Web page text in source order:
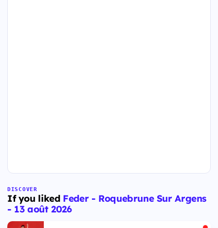
DISCOVER
If you liked Feder - Roquebrune Sur Argens
- 13 août 2026